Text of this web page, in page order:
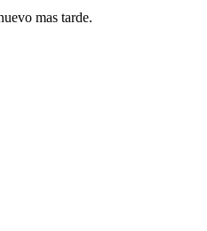
mas tarde.